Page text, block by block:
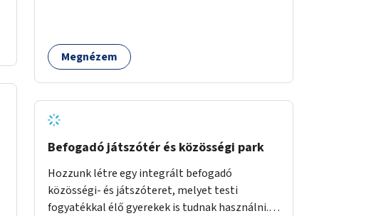
eszközökkel.
Megnézem
Befogadó játszótér és közösségi park
Hozzunk létre egy integrált befogadó
közösségi- és játszóteret, melyet testi
fogyatékkal élő gyerekek is tudnak használni.